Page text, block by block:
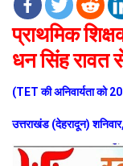
प्राथमिक
धन सिंह रावत
(TET की अनिवार्यता को
उत्तराखंड (देहरादून)